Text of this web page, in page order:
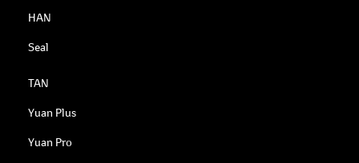
HAN
Seal
TAN
Yuan Plus
Yuan Pro